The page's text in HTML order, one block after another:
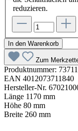
reduzieren.
In den Warenkorb
Zum
Produktnummer:
EAN 4012073711840
Hersteller-Nr.
Länge 1170 mm
Höhe 80 mm
Breite 260 mm